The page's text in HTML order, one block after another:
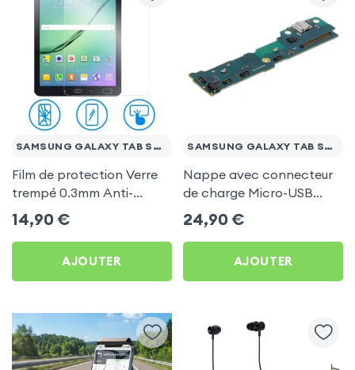
SAMSUNG GALAXY TAB S2 9.7
Film de protection Verre
trempé 0.3mm Anti-
Explosion pour Samsung
Galaxy Tab S2 9.7
14,90 €
AJOUTER
SAMSUNG GALAXY TAB S2 9.7
Nappe avec connecteur
de charge Micro-USB
pour Samsung Galaxy
Tab S2 9.7
24,90 €
AJOUTER